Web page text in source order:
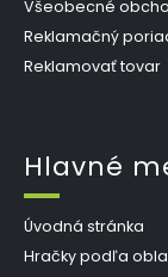
Všeobecné
Reklamačný
Reklamovať tovar
Hlavné
Úvodná stránka
Hračky podľa